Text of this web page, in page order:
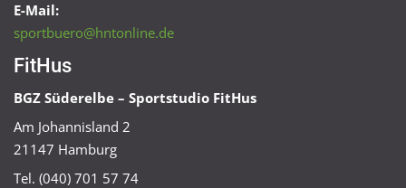
E-Mail:
sportbuero@hntonline.de
FitHus
BGZ Süderelbe – Sportstudio FitHus
Am Johannisland 2
21147 Hamburg
Tel. (040) 701 57 74